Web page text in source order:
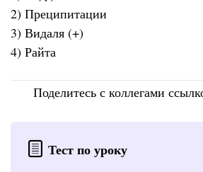
2) Преципитации
3) Видаля (+)
4) Райта
Поделитесь с коллегами
Тест по уроку